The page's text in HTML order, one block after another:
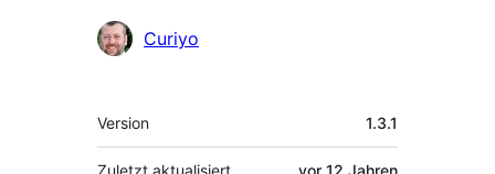
Mitwirkende
Curiyo
Meta
Version 1.3.1